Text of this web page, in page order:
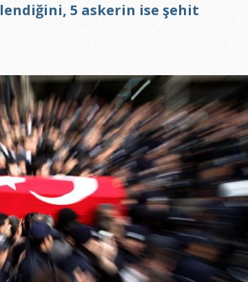
5 askerin ise şehit